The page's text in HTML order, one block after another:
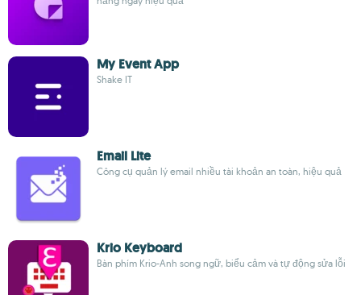
My Event App
Shake IT
Email Lite
Công cụ quản lý email nhiều tài khoản an toàn, hiệu quả
Krio Keyboard
Bàn phím Krio-Anh song ngữ, biểu cảm và tự động sửa lỗi